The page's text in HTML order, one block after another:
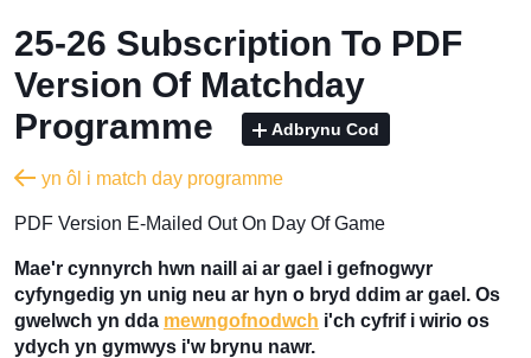
25-26 Subscription To PDF
Version Of Matchday
Programme
Adbrynu Cod
yn ôl i match day programme
PDF Version E-Mailed Out On Day Of Game
Mae'r cynnyrch hwn naill ai ar gael i gefnogwyr
cyfyngedig yn unig neu ar hyn o bryd ddim ar gael. Os
gwelwch yn dda mewngofnodwch i'ch cyfrif i wirio os
ydych yn gymwys i'w brynu nawr.